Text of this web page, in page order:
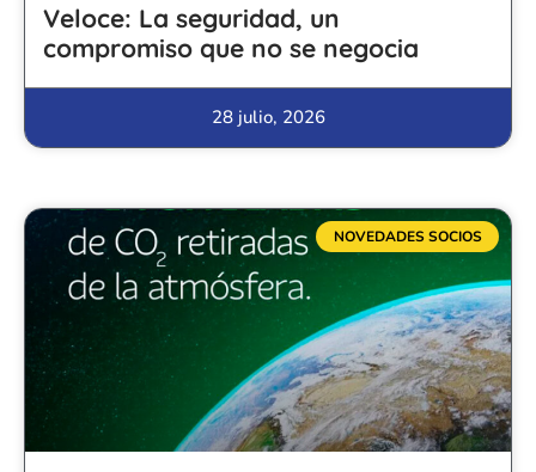
Veloce: La seguridad, un
compromiso que no se negocia
28 julio, 2026
NOVEDADES SOCIOS